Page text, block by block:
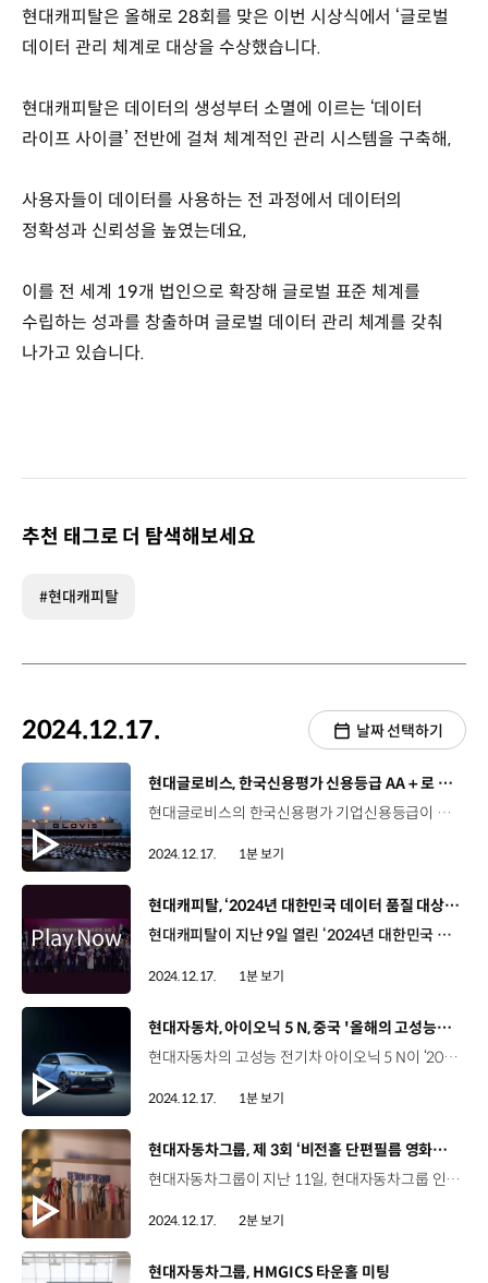
현대캐피탈은 올해로 28회를 맞은 이번 시상식에서 ‘글로벌
데이터 관리 체계로 대상을 수상했습니다.
현대캐피탈은 데이터의 생성부터 소멸에 이르는 ‘데이터
라이프 사이클’ 전반에 걸쳐 체계적인 관리 시스템을 구축해,
사용자들이 데이터를 사용하는 전 과정에서 데이터의
정확성과 신뢰성을 높였는데요,
이를 전 세계 19개 법인으로 확장해 글로벌 표준 체계를
수립하는 성과를 창출하며 글로벌 데이터 관리 체계를 갖춰
나가고 있습니다.
추천 태그로 더 탐색해보세요
#현대캐피탈
2024.12.17. 날짜 선택하기
[동영상]
현대글로비스, 한국신용평가 신용등급 AA＋로 상향
현대글로비스의 한국신용평가 기업신용등급이 기존 ‘AA’에서 ‘AA+’로 한 단계 상향됐습니다. 현대글로비스는 지난 2020년, AA 신용등급 평가를 받은 이후 외형 확대와 우수한 재무건전성을 높게 평가받아 이번 평가에서 AA+ 등급을 획득했는데요. 신용등급 AA+는 재정 건전성 등이 최고 수준이며 사업과 재무 안정성이 우수하다는 것을 의미합니다. 한편 현대글로비스는 올해 5월에 한국기업평가, 나이스신용평가로부터 신용등급 AA를 받는 등 국내 3대 신용평가사로부터 최고 수준의 신용등급을 획득하며 탄탄한 내실경영을 인정받고 있습니다.
2024.12.17. 1분 보기
[동영상]
현대캐피탈, ‘2024년 대한민국 데이터 품질 대상’ 장관상 수상
현대캐피탈이 지난 9일 열린 ‘2024년 대한민국 데이터 품질 대상’에서 과학기술정보통신부 장관상을 수상했습니다. 대한민국 데이터 품질 대상은 기업의 데이터 관리 수준과 데이터 품질 우수성, 그리고 우수한 데이터를 활용한 기업의 비즈니스 경쟁력을 종합적으로 평가해 시상하는데요. 현대캐피탈은 올해로 28회를 맞은 이번 시상식에서 ‘글로벌 데이터 관리 체계로 대상을 수상했습니다. 현대캐피탈은 데이터의 생성부터 소멸에 이르는 ‘데이터 라이프 사이클’ 전반에 걸쳐 체계적인 관리 시스템을 구축해, 사용자들이 데이터를 사용하는 전 과정에서 데이터의 정확성과 신뢰성을 높였는데요, 이를 전 세계 19개 법인으로 확장해 글로벌 표준 체계를 수립하는 성과를 창출하며 글로벌 데이터 관리 체계를 갖춰 나가고 있습니다.
2024.12.17. 1분 보기
[동영상]
현대자동차, 아이오닉 5 N, 중국 '올해의 고성능차' 선정
현대자동차의 고성능 전기차 아이오닉 5 N이 ‘2025 중국 올해의 차 어워즈’에서 ‘올해의 고성능차(Performance Car of the Year)’에 최종 선정됐습니다. 중국 올해의 차 어워즈는 중국 자동차 산업에서 가장 공정하고 권위 있는 상 중 하나인데요. 아이오닉 5 N은 올해의 고성능차 부문에서 211점을 받아 경쟁 모델을 압도적인 점수 차이로 제치며 최종 수상의 영예를 안았습니다. 이번 수상은 전기차를 중심으로 격변중인 중국 자동차 시장에서 독보적인 상품성을 입증한 사례라는 점에서 그 의미가 깊은데요. 현대자동차는 앞으로도 중국 내 현대자동차 입지를 강화하면서 N 브랜드만의 차별화된 경험을 제공할 계획입니다.
2024.12.17. 1분 보기
[동영상]
현대자동차그룹, 제 3회 ‘비전홀 단편필름 영화제’ 실시
현대자동차그룹이 지난 11일, 현대자동차그룹 인재개발원 마북캠퍼스에서 제 3회 ‘비전홀 단편필름 영화제’를 실시했습니다. 비전홀 단편필름 영화제는 인재개발원의 육성철학인 '자기다움'의 메시지를 전하고, 임직원들과의 공감대 형성을 위해 매년 작품을 공모하고 있는데요. 올해는 'The Drive_나를 움직이게 하는 동력'이라는 주제로, 임직원 각자의 헤리티지를 가능하게 하는 힘은 무엇인지에 대해 영상과 스토리, 쇼츠 등 총 3개 부문의 작품을 모집했습니다. 올해 영화제에는 51개 그룹사에서 총 153편의 작품이 공모에 참여했는데요. 이 중에서 ‘나의 경험이 모두에게 도움 되길’, ‘민들레’ 등 16개 작품이 당선작으로 선정됐습니다. 이날 행사에서는 작품 감상과 함께 공모전 수상자와의 대담시간을 가지며 작품에 더욱 몰입할 수 있도록 했는데요. 백정욱 상무 / 현대자동차·기아 연구개발인사실다양한 분들의 다채롭고 다양한 이야기들을 듣다 보니까 현대자동차그룹의 임직원들이 좋은 에너지를 가지고서 발전할 수 있도록 많이 고민해야 되겠다 그런 생각을 했습니다. 김병수 책임연구원 / 현대자동차·기아 전동화부식제어리서치랩회사 내에서의 영화제라서 그렇게 많은 기대는 하지 않았거든요 그런데 와보니까 레드카펫도 영화제처럼 깔려 있고요. 콘텐츠들도 다양하고 정말 유익하고 즐거운 시간인 것 같습니다. 비전홀 단편필름 영화제 수상작들은 현대자동차그룹 홈페이지와 마북캠퍼스 비전홀 등에서 감상할 수 있습니다.
2024.12.17. 2분 보기
[동영상]
현대자동차그룹, HMGICS 타운홀 미팅